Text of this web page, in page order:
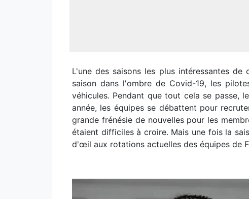
L'une des saisons les plus intéressantes
saison dans l'ombre de Covid-19, les
véhicules. Pendant que tout cela se passe,
année, les équipes se débattent pour
grande frénésie de nouvelles pour les
étaient difficiles à croire. Mais une fois la
d'œil aux rotations actuelles des équipes de